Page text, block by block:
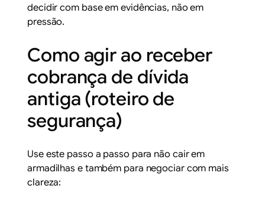
decidir com base em evidências, não em
pressão.
Como agir ao receber
cobrança de dívida
antiga (roteiro de
segurança)
Use este passo a passo para não cair em
armadilhas e também para negociar com mais
clareza: